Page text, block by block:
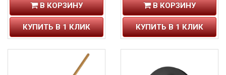
В КОРЗИНУ
КУПИТЬ В 1 КЛИК
В КОРЗИНУ
КУПИТЬ В 1 КЛИК